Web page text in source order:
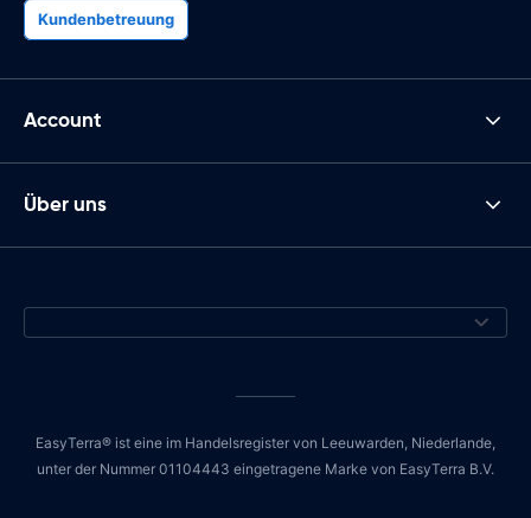
Kundenbetreuung
Account
Über uns
EasyTerra® ist eine im Handelsregister von Leeuwarden, Niederlande,
unter der Nummer 01104443 eingetragene Marke von EasyTerra B.V.